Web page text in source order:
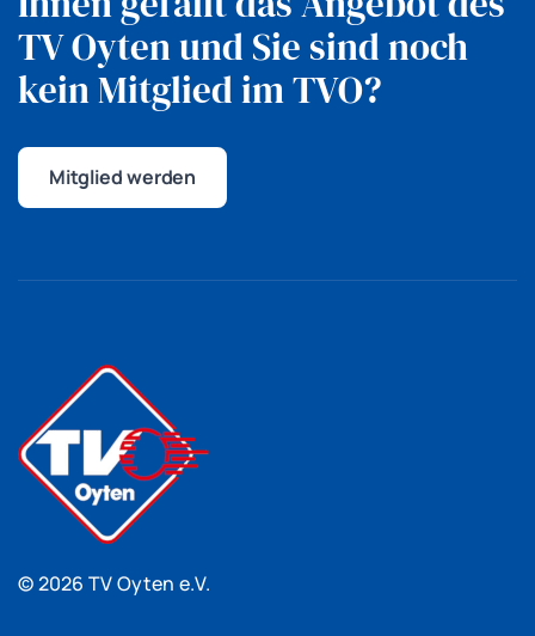
TV Oytenund Sie sind noch
kein Mitglied im TVO?
Mitglied werden
© 2026 TV Oyten e.V.